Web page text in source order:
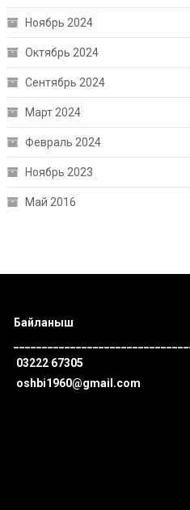
Ноябрь 2024
Октябрь 2024
Сентябрь 2024
Март 2024
Февраль 2024
Ноябрь 2023
Май 2016
Байланыш
03222 67305
oshbi1960@gmail.com